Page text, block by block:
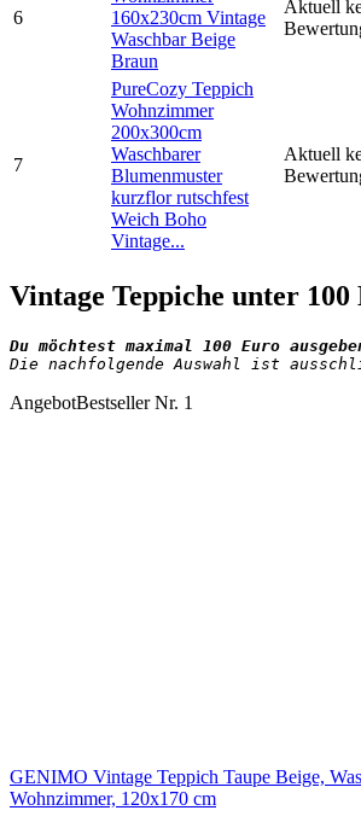
6
160x230cm Vintage
Waschbar Beige
Braun
Aktuell
7
PureCozy Teppich
Wohnzimmer
200x300cm
Waschbarer
Blumenmuster
kurzflor rutschfest
Weich Boho
Vintage...
Aktuell
Vintage Teppiche unter 100
Die nachfolgende Auswahl ist
AngebotBestseller Nr. 1
GENIMO Vintage Teppich Taupe Beige,
Wohnzimmer, 120x170 cm